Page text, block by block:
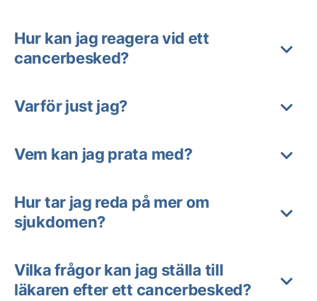
Hur kan jag reagera vid ett
cancerbesked?
Varför just jag?
Vem kan jag prata med?
Hur tar jag reda på mer om
sjukdomen?
Vilka frågor kan jag ställa till
läkaren efter ett cancerbesked?